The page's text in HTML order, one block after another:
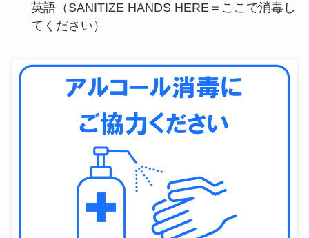
英語（SANITIZE HANDS HERE＝ここで消毒し
てください）